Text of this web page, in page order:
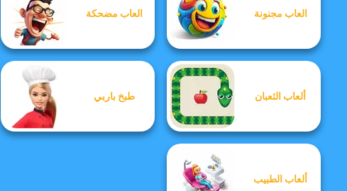
العاب مجنونة العاب مضحكة
ألعاب الثعبان طبخ باربي
ألعاب الطبيب